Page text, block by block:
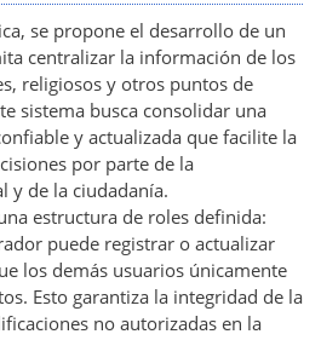
se propone el desarrollo de un
centralizar la información de los
religiosos y otros puntos de
sistema busca consolidar una
y actualizada que facilite la
por parte de la
y de la ciudadanía.
estructura de roles definida:
puede registrar o actualizar
los demás usuarios únicamente
Esto garantiza la integridad de la
no autorizadas en la